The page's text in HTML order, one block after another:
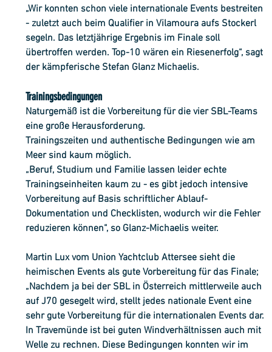
„Wir konnten schon viele internationale Events bestreiten
- zuletzt auch beim Qualifier in Vilamoura aufs Stockerl
segeln. Das letztjährige Ergebnis im Finale soll
übertroffen werden. Top-10 wären ein Riesenerfolg“, sagt
der kämpferische Stefan Glanz Michaelis.
Trainingsbedingungen
Naturgemäß ist die Vorbereitung für die vier SBL-Teams
eine große Herausforderung.
Trainingszeiten und authentische Bedingungen wie am
Meer sind kaum möglich.
„Beruf, Studium und Familie lassen leider echte
Trainingseinheiten kaum zu - es gibt jedoch intensive
Vorbereitung auf Basis schriftlicher Ablauf-
Dokumentation und Checklisten, wodurch wir die Fehler
reduzieren können“, so Glanz-Michaelis weiter.
Martin Lux vom Union Yachtclub Attersee sieht die
heimischen Events als gute Vorbereitung für das Finale;
„Nachdem ja bei der SBL in Österreich mittlerweile auch
auf J70 gesegelt wird, stellt jedes nationale Event eine
sehr gute Vorbereitung für die internationalen Events dar.
In Travemünde ist bei guten Windverhältnissen auch mit
Welle zu rechnen. Diese Bedingungen konnten wir im